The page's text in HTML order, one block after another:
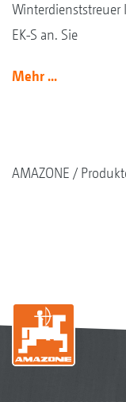
Winterdienststreuer
EK-S an. Sie
Mehr ...
AMAZONE